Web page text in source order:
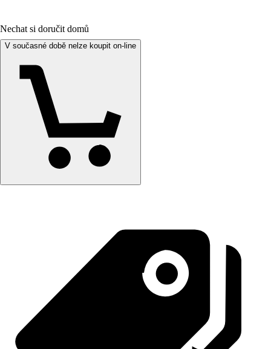
Nechat si doručit domů
V současné době nelze koupit on-line